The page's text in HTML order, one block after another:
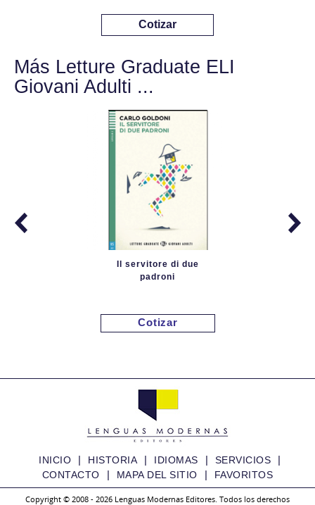
Cotizar
Más Letture Graduate ELI
Giovani Adulti ...
Il servitore di due
padroni
Cotizar
INICIO | HISTORIA | IDIOMAS | SERVICIOS |
CONTACTO | MAPA DEL SITIO | FAVORITOS
Copyright © 2008 - 2026 Lenguas Modernas Editores. Todos los derechos